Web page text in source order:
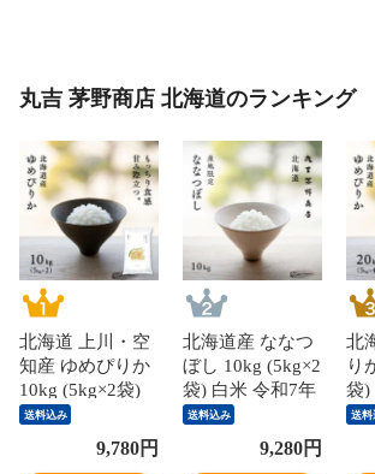
丸吉 茅野商店 北海道のランキング
北海道 上川・空
知産 ゆめぴりか
10kg (5kg×2袋)
白米 令和7年産
特A 送料無料 オ
プションで真空
送料込み
9,780円
北海道産 ななつ
ぼし 10kg (5kg×2
袋) 白米 令和7年
産 産地限定 送料
無料 オプション
で真空パックに
送料込み
9,280円
北
り
袋)
産
送料